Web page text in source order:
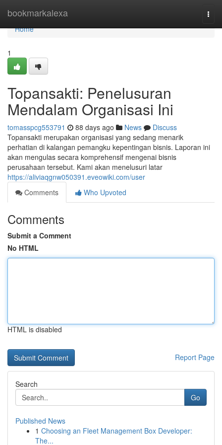
bookmarkalexa
Home
Home
1
Topansakti: Penelusuran
Mendalam Organisasi Ini
tomasspcg553791 88 days ago News
Discuss
Topansakti merupakan organisasi yang sedang menarik
perhatian di kalangan pemangku kepentingan bisnis. Laporan ini
akan mengulas secara komprehensif mengenai bisnis
perusahaan tersebut. Kami akan menelusuri latar
https://aliviaqgnw050391.eveowiki.com/user
Comments
Who Upvoted
Comments
Submit a Comment
No HTML
HTML is disabled
Report Page
Search
Go
Published News
1 Choosing an Fleet Management Box Developer:
The...